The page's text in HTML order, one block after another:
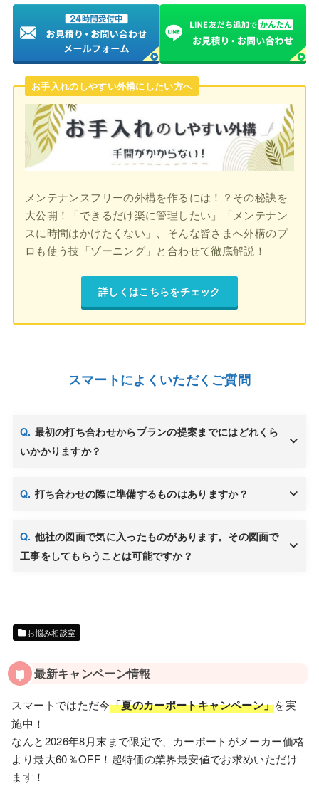
お手入れのしやすい外構にしたい方へ
メンテナンスフリーの外構を作るには！？その秘訣を
大公開！「できるだけ楽に管理したい」「メンテナン
スに時間はかけたくない」、そんな皆さまへ外構のプ
ロも使う技「ゾーニング」と合わせて徹底解説！
詳しくはこちらをチェック
スマートによくいただくご質問
最初の打ち合わせからプランの提案までにはどれくら
いかかりますか？
打ち合わせの際に準備するものはありますか？
他社の図面で気に入ったものがあります。その図面で
工事をしてもらうことは可能ですか？
お悩み相談室
最新キャンペーン情報
スマートではただ今「夏のカーポートキャンペーン」を実
施中！
なんと2026年8月末まで限定で、カーポートがメーカー価格
より最大60％OFF！超特価の業界最安値でお求めいただけ
ます！